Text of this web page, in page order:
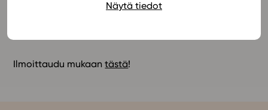
Näytä tiedot
Ilmoittaudu mukaantästä!